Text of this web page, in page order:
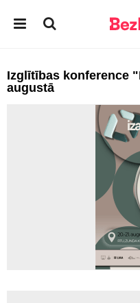
Izglītības konference
augustā